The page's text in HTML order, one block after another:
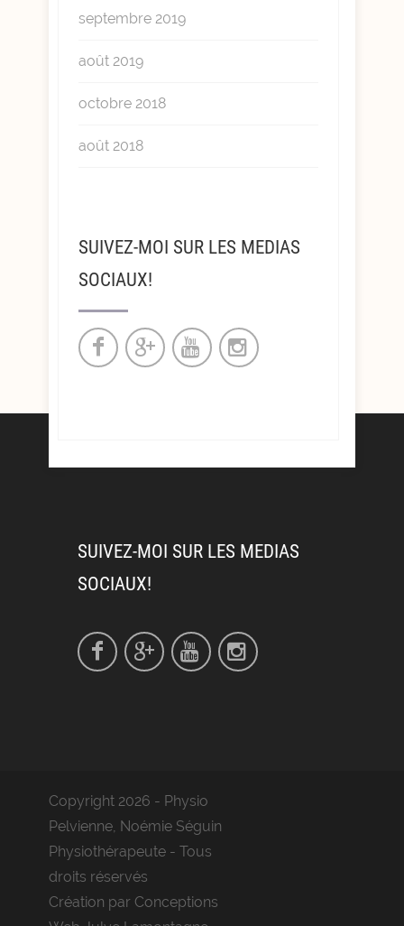
septembre 2019
août 2019
octobre 2018
août 2018
SUIVEZ-MOI SUR LES MEDIAS
SOCIAUX!
SUIVEZ-MOI SUR LES MEDIAS
SOCIAUX!
Copyright 2026 - Physio
Pelvienne, Noémie Séguin
Physiothérapeute - Tous
droits réservés
Création par ​ Conceptions